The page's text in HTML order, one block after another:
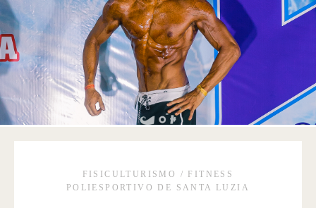
FISICULTURISMO / FITNESS
POLIESPORTIVO DE SANTA LUZIA